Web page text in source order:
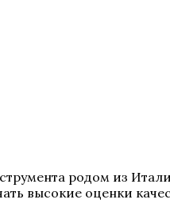
родом из
высокие оценки